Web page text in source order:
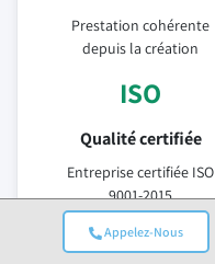
Appelez-Nous
Prestation cohérente
depuis la création
ISO
Qualité certifiée
Entreprise certifiée ISO
9001-2015